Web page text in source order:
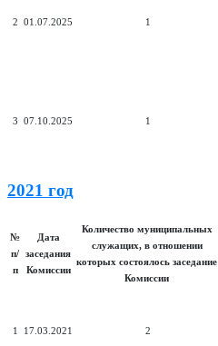
2 01.07.2025 1
3 07.10.2025 1
2021 год
№
п/
п
Дата
заседания
Комиссии
Количество муниципальных
служащих, в отношении
которых состоялось заседание
Комиссии
1 17.03.2021 2